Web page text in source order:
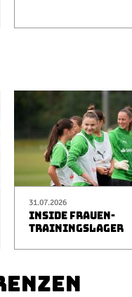
31.07.2026
INSIDE FRAUEN-
TRAININGSLAGER